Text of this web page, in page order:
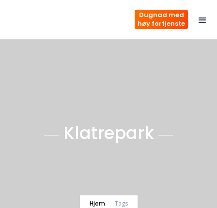
Dugnad med
høy fortjenste
Hjem Tags
Klatrepark